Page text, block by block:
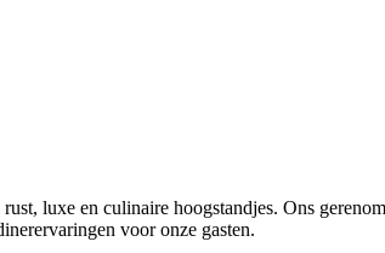
luxe en culinaire hoogstandjes. Ons
voor onze gasten.